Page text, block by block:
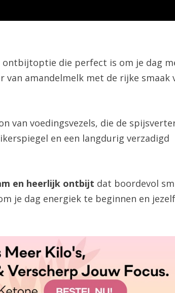
ontbijtoptie die perfect is om je dag
amandelmelk met de rijke smaak
van voedingsvezels, die de
en een langdurig verzadigd
en heerlijk ontbijt dat boordevol
je dag energiek te beginnen en